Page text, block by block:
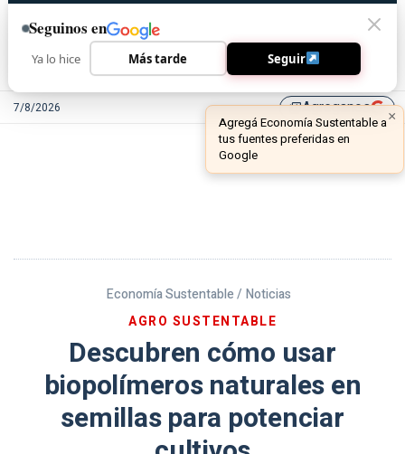
7/8/2026 library_addAgreganos
Economía Sustentable / Noticias
AGRO SUSTENTABLE
Descubren cómo usar
biopolímeros naturales en
semillas para potenciar
Seguinos en
Ya lo hice Más tarde Seguir